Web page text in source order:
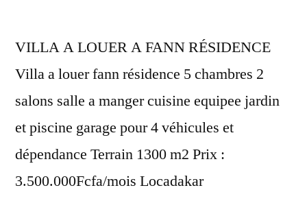
VILLA A LOUER A FANN RÉSIDENCE
Villa a louer fann résidence 5 chambres 2
salons salle a manger cuisine equipee jardin
et piscine garage pour 4 véhicules et
dépendance Terrain 1300 m2 Prix :
3.500.000Fcfa/mois Locadakar